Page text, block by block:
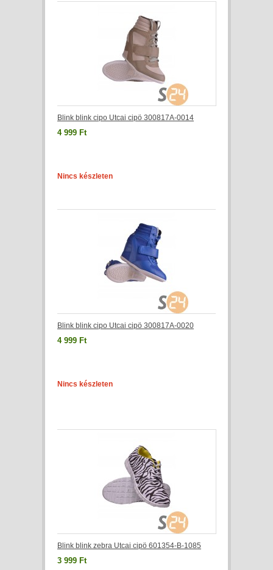
Blink blink cipo Utcai cipö 300817A-0014
4 999 Ft
Nincs készleten
Blink blink cipo Utcai cipö 300817A-0020
4 999 Ft
Nincs készleten
Blink blink zebra Utcai cipö 601354-B-1085
3 999 Ft